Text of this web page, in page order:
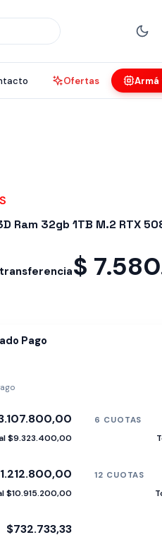
Ofertas Armá
Ram 32gb 1TB M.2 RTX
$
Pago
$9.323.400,00
6 CUOTAS
$10.915.200,00
12 CUOTAS
$732.733,33